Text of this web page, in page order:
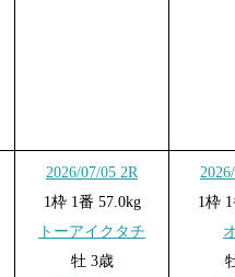
2026/07/05 2R
1枠 1番 57.0kg
トーアイクタチ
牡 3歳
1枠